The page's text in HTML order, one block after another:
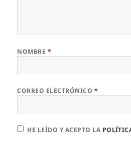
NOMBRE *
CORREO ELECTRÓNICO *
HE LEÍDO Y ACEPTO LA